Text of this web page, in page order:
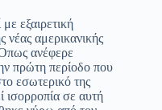
εξαιρετική
νέας αμερικανικής
ανέφερε
πρώτη περίοδο που
εσωτερικό της
ισορροπία σε αυτή